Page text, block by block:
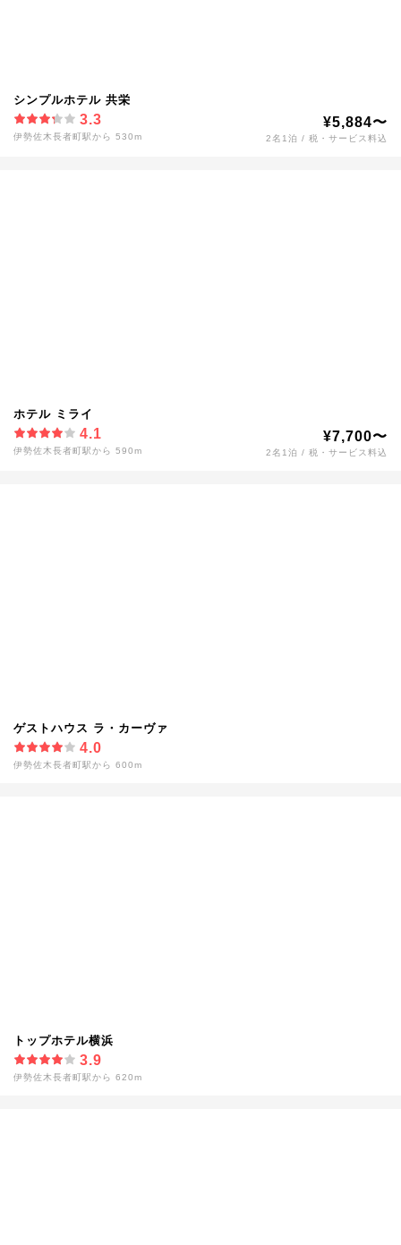
シンプルホテル 共栄
3.3
伊勢佐木長者町駅から 530m
¥5,884〜
2名1泊 / 税・サービス料込
ホテル ミライ
4.1
伊勢佐木長者町駅から 590m
¥7,700〜
2名1泊 / 税・サービス料込
ゲストハウス ラ・カーヴァ
4.0
伊勢佐木長者町駅から 600m
トップホテル横浜
3.9
伊勢佐木長者町駅から 620m